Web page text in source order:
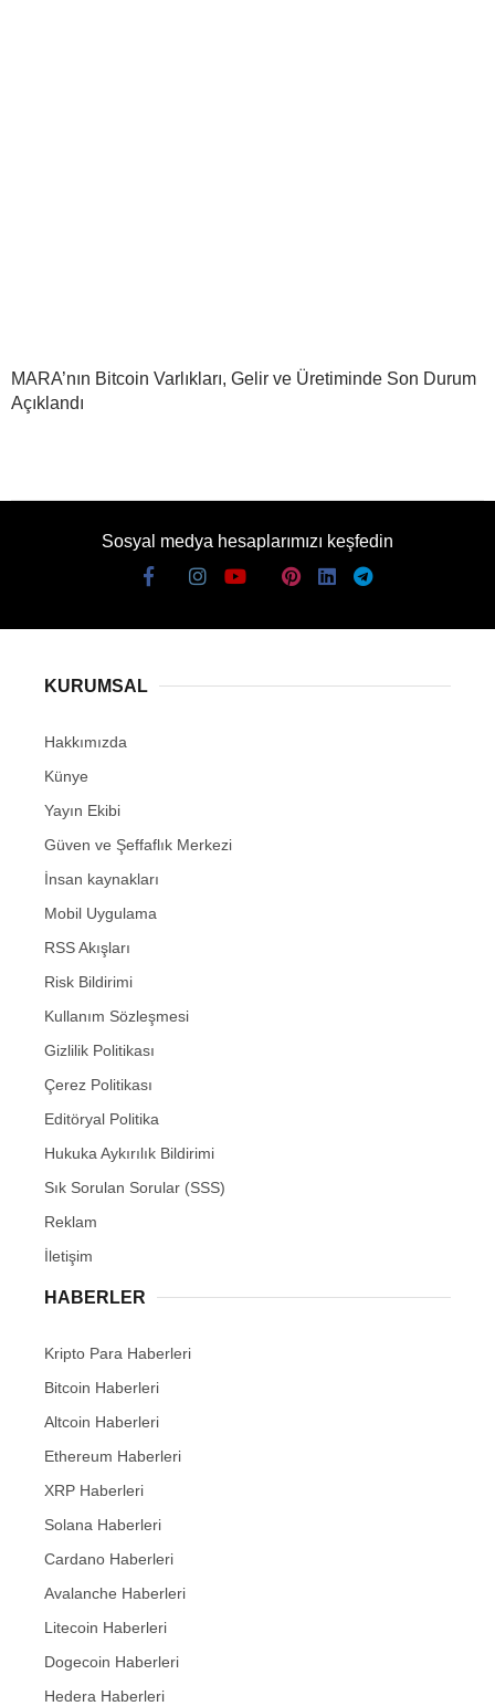
MARA’nın Bitcoin Varlıkları, Gelir ve Üretiminde Son Durum
Açıklandı
Sosyal medya hesaplarımızı keşfedin
KURUMSAL
Hakkımızda
Künye
Yayın Ekibi
Güven ve Şeffaflık Merkezi
İnsan kaynakları
Mobil Uygulama
RSS Akışları
Risk Bildirimi
Kullanım Sözleşmesi
Gizlilik Politikası
Çerez Politikası
Editöryal Politika
Hukuka Aykırılık Bildirimi
Sık Sorulan Sorular (SSS)
Reklam
İletişim
HABERLER
Kripto Para Haberleri
Bitcoin Haberleri
Altcoin Haberleri
Ethereum Haberleri
XRP Haberleri
Solana Haberleri
Cardano Haberleri
Avalanche Haberleri
Litecoin Haberleri
Dogecoin Haberleri
Hedera Haberleri